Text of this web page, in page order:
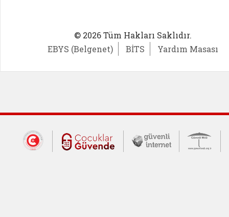
© 2026 Tüm Hakları Saklıdır.
EBYS (Belgenet)
BİTS Yardım Masası
Dış Bağlantılar
Cumhurbaşkanlığı İletişim Merkezi
Çocuklar Güvende (yeni
Güvenli